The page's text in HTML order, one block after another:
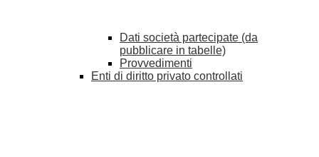
Dati società partecipate (da
pubblicare in tabelle)
Provvedimenti
Enti di diritto privato controllati